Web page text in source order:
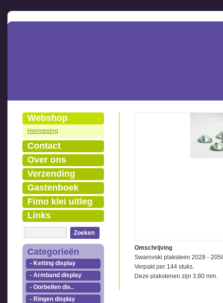
Webshop
Herroeping
Contact
Over ons
Verzending
Gastenboek
Fimo klei uitleg
Links
Zoeken
Categorieën
- Ketting display
- Armband display
- Oorbellen dis..
- Ringen display
Omschrijving
Swarovski plaksteen 2028 -
Verpakt per 144 stuks.
Deze plakstenen zijn 3,80 mm.